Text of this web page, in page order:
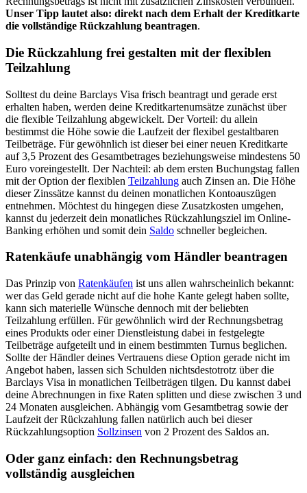
Unser Tipp lautet also: direkt nach dem Erhalt der Kreditkarte
die vollständige Rückzahlung beantragen.
Die Rückzahlung frei gestalten mit der flexiblen
Teilzahlung
Solltest du deine Barclays Visa frisch beantragt und gerade erst
erhalten haben, werden deine Kreditkartenumsätze zunächst über
die flexible Teilzahlung abgewickelt. Der Vorteil: du allein
bestimmst die Höhe sowie die Laufzeit der flexibel gestaltbaren
Teilbeträge. Für gewöhnlich ist dieser bei einer neuen Kreditkarte
auf 3,5 Prozent des Gesamtbetrages beziehungsweise mindestens 50
Euro voreingestellt. Der Nachteil: ab dem ersten Buchungstag fallen
mit der Option der flexiblen Teilzahlung auch Zinsen an. Die Höhe
dieser Zinssätze kannst du deinen monatlichen Kontoauszügen
entnehmen. Möchtest du hingegen diese Zusatzkosten umgehen,
kannst du jederzeit dein monatliches Rückzahlungsziel im Online-
Banking erhöhen und somit dein Saldo schneller begleichen.
Ratenkäufe unabhängig vom Händler beantragen
Das Prinzip von Ratenkäufen ist uns allen wahrscheinlich bekannt:
wer das Geld gerade nicht auf die hohe Kante gelegt haben sollte,
kann sich materielle Wünsche dennoch mit der beliebten
Teilzahlung erfüllen. Für gewöhnlich wird der Rechnungsbetrag
eines Produkts oder einer Dienstleistung dabei in festgelegte
Teilbeträge aufgeteilt und in einem bestimmten Turnus beglichen.
Sollte der Händler deines Vertrauens diese Option gerade nicht im
Angebot haben, lassen sich Schulden nichtsdestotrotz über die
Barclays Visa in monatlichen Teilbeträgen tilgen. Du kannst dabei
deine Abrechnungen in fixe Raten splitten und diese zwischen 3 und
24 Monaten ausgleichen. Abhängig vom Gesamtbetrag sowie der
Laufzeit der Rückzahlung fallen natürlich auch bei dieser
Rückzahlungsoption Sollzinsen von 2 Prozent des Saldos an.
Oder ganz einfach: den Rechnungsbetrag
vollständig ausgleichen